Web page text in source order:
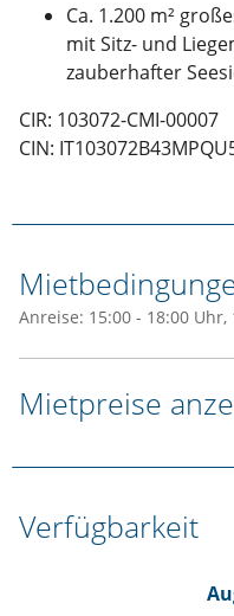
Ca. 1.200 m²
mit Sitz- und
zauberhafter
CIR: 103072-CMI-00007
CIN:
Anreise: 15:00 - 18:00 Uhr,
Mietpreise
Verfügbarkeit